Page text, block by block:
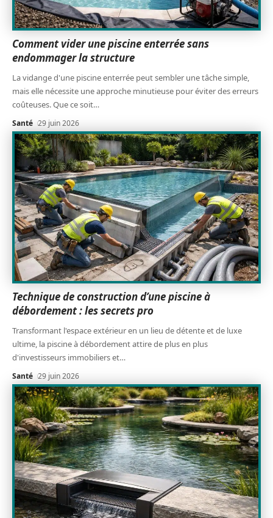
Comment vider une piscine enterrée sans
endommager la structure
La vidange d'une piscine enterrée peut sembler une tâche simple,
mais elle nécessite une approche minutieuse pour éviter des erreurs
coûteuses. Que ce soit…
Santé 29 juin 2026
Technique de construction d’une piscine à
débordement : les secrets pro
Transformant l'espace extérieur en un lieu de détente et de luxe
ultime, la piscine à débordement attire de plus en plus
d'investisseurs immobiliers et…
Santé 29 juin 2026